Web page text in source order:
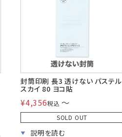
封筒印刷 長3 透けない パステル
スカイ 80 ヨコ貼
¥4,356税込 〜
SOLD OUT